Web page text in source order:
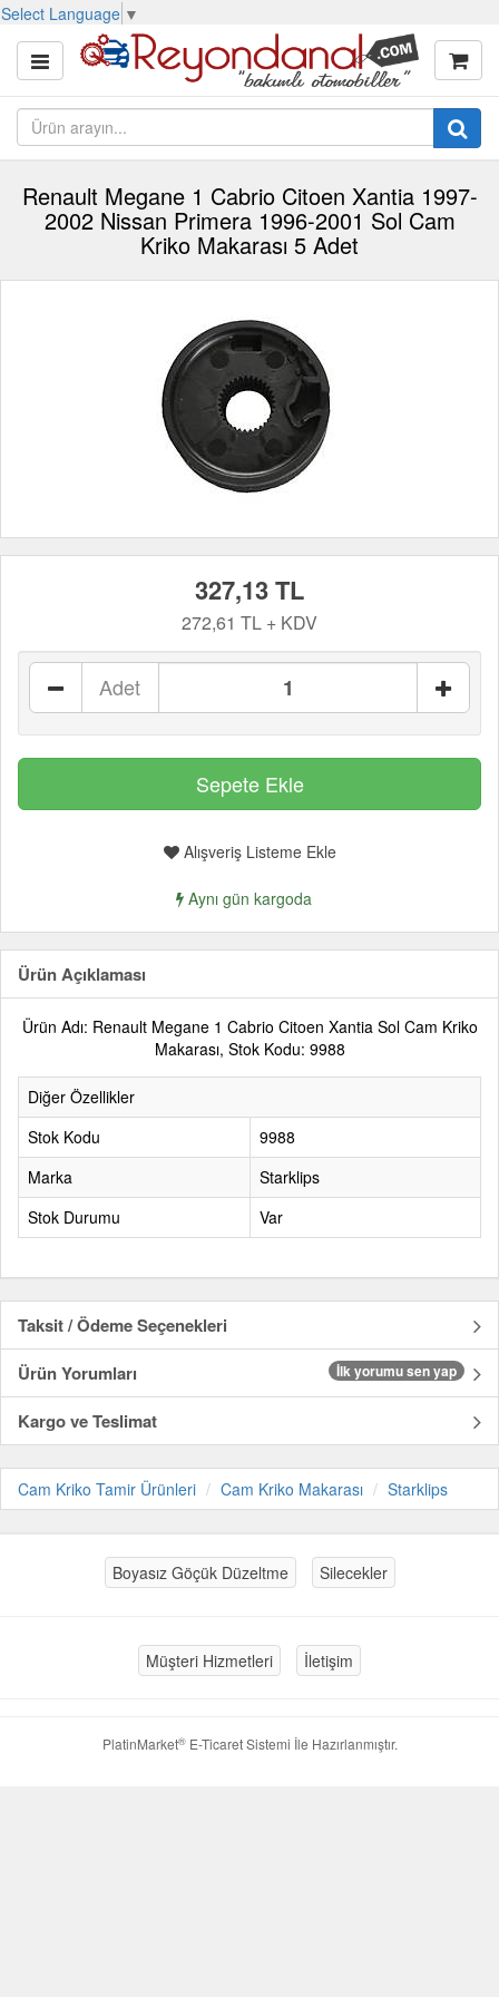
Select Language ▼
Renault Megane 1 Cabrio Citoen Xantia 1997-
2002 Nissan Primera 1996-2001 Sol Cam
Kriko Makarası 5 Adet
327,13 TL
272,61 TL + KDV
Adet
Alışveriş Listeme Ekle
Aynı gün kargoda
Ürün Açıklaması
Ürün Adı: Renault Megane 1 Cabrio Citoen Xantia Sol Cam Kriko
Makarası, Stok Kodu: 9988
Diğer Özellikler
Stok Kodu
9988
Marka
Starklips
Stok Durumu
Var
Taksit / Ödeme Seçenekleri
Ürün Yorumları
İlk yorumu sen yap
Kargo ve Teslimat
Cam Kriko Tamir Ürünleri Cam Kriko Makarası Starklips
Boyasız Göçük Düzeltme Silecekler
Müşteri Hizmetleri İletişim
PlatinMarket®E-Ticaret Sistemi İle Hazırlanmıştır.